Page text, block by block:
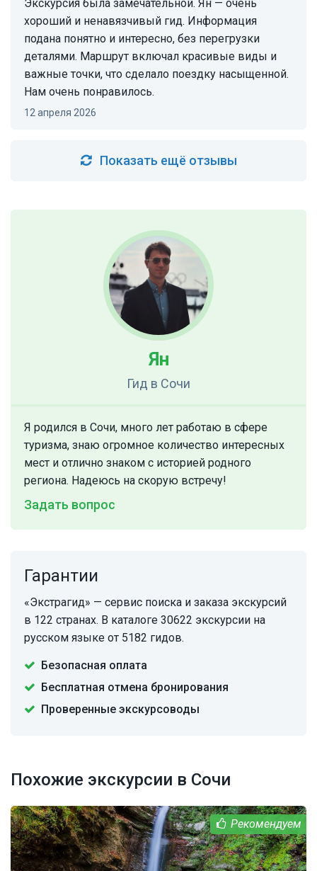
Экскурсия была замечательной. Ян — очень
хороший и ненавязчивый гид. Информация
подана понятно и интересно, без перегрузки
деталями. Маршрут включал красивые виды и
важные точки, что сделало поездку насыщенной.
Нам очень понравилось.
12 апреля 2026
Показать ещё отзывы
Ян
Гид в Сочи
Я родился в Сочи, много лет работаю в сфере
туризма, знаю огромное количество интересных
мест и отлично знаком с историей родного
региона. Надеюсь на скорую встречу!
Задать вопрос
Гарантии
«Экстрагид» — сервис поиска и заказа экскурсий
в 122 странах. В каталоге 30622 экскурсии на
русском языке от 5182 гидов.
Безопасная оплата
Бесплатная отмена бронирования
Проверенные экскурсоводы
Похожие экскурсии в Сочи